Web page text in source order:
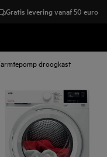
Gratis levering vanaf 50 euro
droogkast